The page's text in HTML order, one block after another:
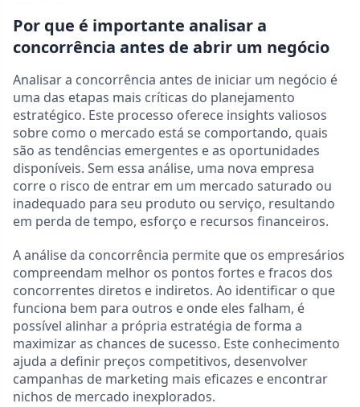
Por que é importante analisar a
concorrência antes de abrir um negócio
Analisar a concorrência antes de iniciar um negócio é
uma das etapas mais críticas do planejamento
estratégico. Este processo oferece insights valiosos
sobre como o mercado está se comportando, quais
são as tendências emergentes e as oportunidades
disponíveis. Sem essa análise, uma nova empresa
corre o risco de entrar em um mercado saturado ou
inadequado para seu produto ou serviço, resultando
em perda de tempo, esforço e recursos financeiros.
A análise da concorrência permite que os empresários
compreendam melhor os pontos fortes e fracos dos
concorrentes diretos e indiretos. Ao identificar o que
funciona bem para outros e onde eles falham, é
possível alinhar a própria estratégia de forma a
maximizar as chances de sucesso. Este conhecimento
ajuda a definir preços competitivos, desenvolver
campanhas de marketing mais eficazes e encontrar
nichos de mercado inexplorados.